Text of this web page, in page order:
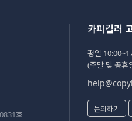
호
카피킬러
평일
(주말 및 공휴
문의하기